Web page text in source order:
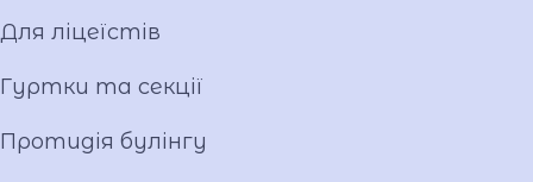
Відеопроєкт «Кирилиця»
Для ліцеїстів
Гуртки та секції
Протидія булінгу